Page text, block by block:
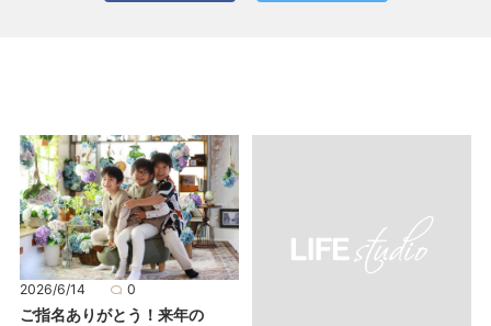
2026/6/14 0
ご指名ありがとう！来年の